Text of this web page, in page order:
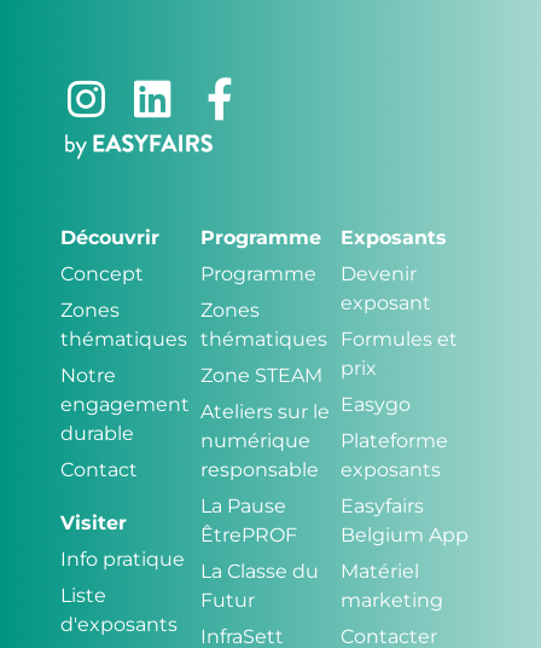
Découvrir
Concept
Zones
thématiques
Notre
engagement
durable
Contact
Visiter
Info pratique
Liste
d'exposants
Programme
Programme
Zones
thématiques
Zone STEAM
Ateliers sur le
numérique
responsable
La Pause
ÊtrePROF
La Classe du
Futur
InfraSett
Exposants
Devenir
exposant
Formules et
prix
Easygo
Plateforme
exposants
Easyfairs
Belgium App
Matériel
marketing
Contacter